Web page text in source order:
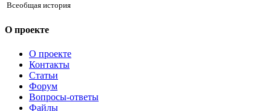
Всеобщая история
О проекте
О проекте
Контакты
Статьи
Форум
Вопросы-ответы
Файлы